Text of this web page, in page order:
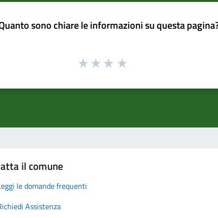
sono chiare le informazioni su questa
il comune
le domande frequenti
Assistenza